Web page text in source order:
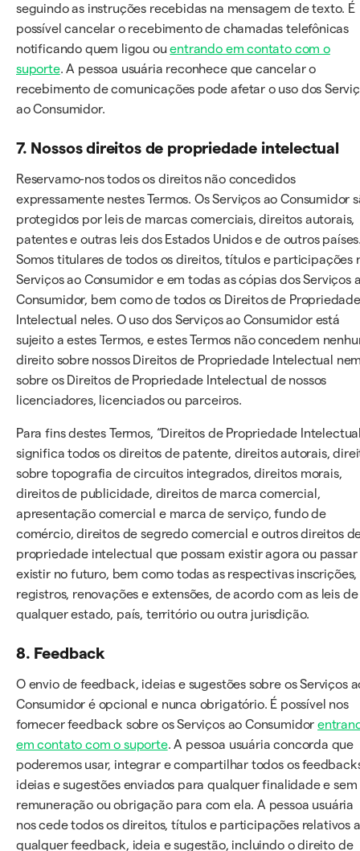
seguindo as instruções recebidas na mensagem de texto. É
possível cancelar o recebimento de chamadas telefônicas
notificando quem ligou ouentrando em contato com o
suporte. A pessoa usuária reconhece que cancelar o
recebimento de comunicações pode afetar o uso dos
ao Consumidor.
7. Nossos direitos de propriedade intelectual
Reservamo-nos todos os direitos não concedidos
expressamente nestes Termos. Os Serviços ao Consumidor
protegidos por leis de marcas comerciais, direitos autorais,
patentes e outras leis dos Estados Unidos e de outros
Somos titulares de todos os direitos, títulos e participações
Serviços ao Consumidor e em todas as cópias dos Serviços
Consumidor, bem como de todos os Direitos de Propriedade
Intelectual neles. O uso dos Serviços ao Consumidor está
sujeito a estes Termos, e estes Termos não concedem
direito sobre nossos Direitos de Propriedade Intelectual
sobre os Direitos de Propriedade Intelectual de nossos
licenciadores, licenciados ou parceiros.
Para fins destes Termos, “Direitos de Propriedade
significa todos os direitos de patente, direitos autorais,
sobre topografia de circuitos integrados, direitos morais,
direitos de publicidade, direitos de marca comercial,
apresentação comercial e marca de serviço, fundo de
comércio, direitos de segredo comercial e outros direitos
propriedade intelectual que possam existir agora ou passar
existir no futuro, bem como todas as respectivas inscrições,
registros, renovações e extensões, de acordo com as leis de
qualquer estado, país, território ou outra jurisdição.
8. Feedback
O envio de feedback, ideias e sugestões sobre os Serviços
Consumidor é opcional e nunca obrigatório. É possível nos
fornecer feedback sobre os Serviços ao Consumidor
em contato com o suporte. A pessoa usuária concorda que
poderemos usar, integrar e compartilhar todos os
ideias e sugestões enviados para qualquer finalidade e sem
remuneração ou obrigação para com ela. A pessoa usuária
nos cede todos os direitos, títulos e participações relativos a
qualquer feedback, ideia e sugestão, incluindo o direito de